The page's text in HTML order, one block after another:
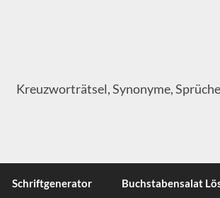
Kreuzworträtsel, Synonyme,
Schriftgenerator Buchstabensalat